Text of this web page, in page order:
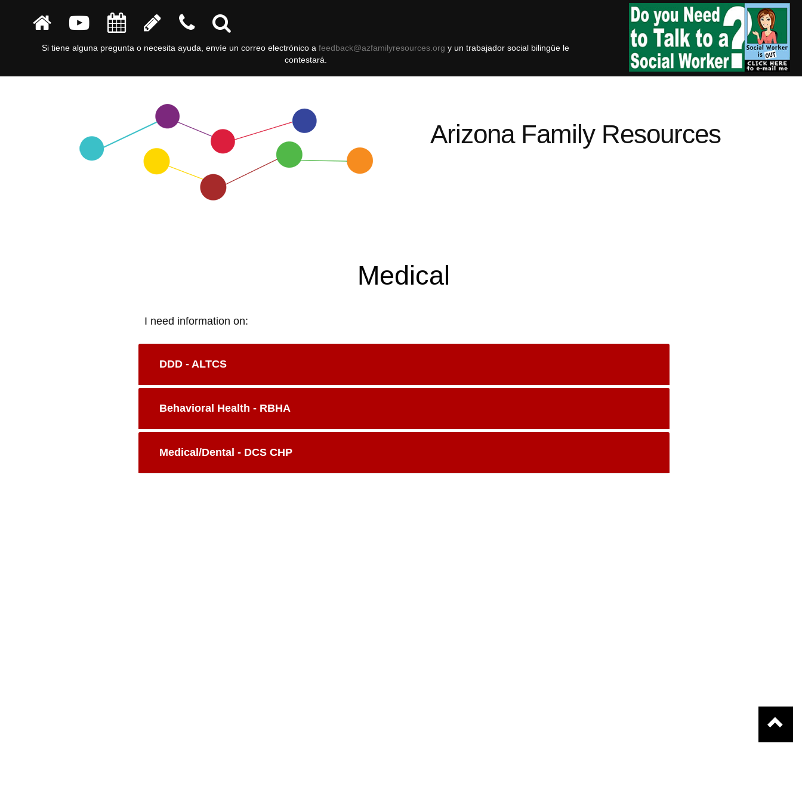
Si tiene alguna pregunta o necesita ayuda, envíe un correo electrónico a feedback@azfamilyresources.org y ​​un trabajador social bilingüe le
contestará.
Arizona Family Resources
Medical
I need information on:
DDD - ALTCS
Behavioral Health - RBHA
Medical/Dental - DCS CHP